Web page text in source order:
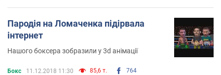
Пародія на Ломаченка підірвала
інтернет
Нашого боксера зобразили у 3d анімації
Бокс 11.12.2018 11:30 85,6 т. 764